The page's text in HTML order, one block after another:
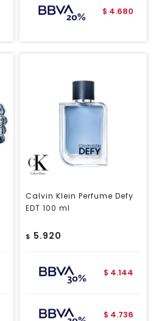
$ 4.680
Calvin Klein Perfume Defy
EDT 100 ml
$ 5.920
$ 4.144
$ 4.736